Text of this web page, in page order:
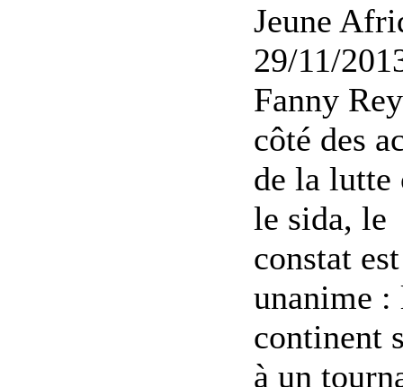
Jeune
29/11/
Fanny
côté des
de la lutte
le sida, le
constat est
unanime :
continent
à un